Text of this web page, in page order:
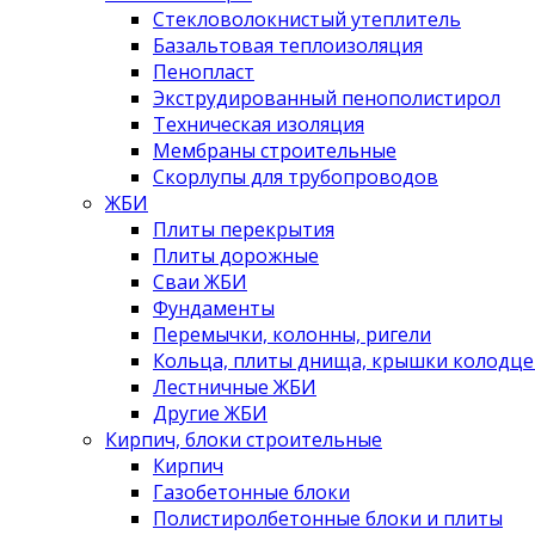
Стекловолокнистый утеплитель
Базальтовая теплоизоляция
Пенопласт
Экструдированный пенополистирол
Техническая изоляция
Мембраны строительные
Скорлупы для трубопроводов
ЖБИ
Плиты перекрытия
Плиты дорожные
Сваи ЖБИ
Фундаменты
Перемычки, колонны, ригели
Кольца, плиты днища, крышки
Лестничные ЖБИ
Другие ЖБИ
Кирпич, блоки строительные
Кирпич
Газобетонные блоки
Полистиролбетонные блоки и плиты